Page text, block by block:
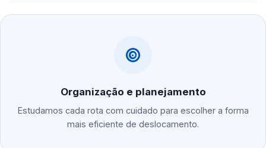
Organização e planejamento
Estudamos cada rota com cuidado para escolher a forma
mais eficiente de deslocamento.